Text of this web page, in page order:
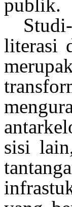
publik.
Studi-
literasi
sisi